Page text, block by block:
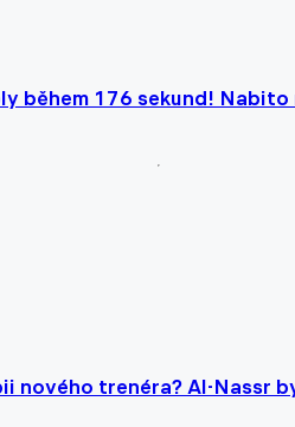
během 176 sekund!
nového trenéra? Al-Nassr